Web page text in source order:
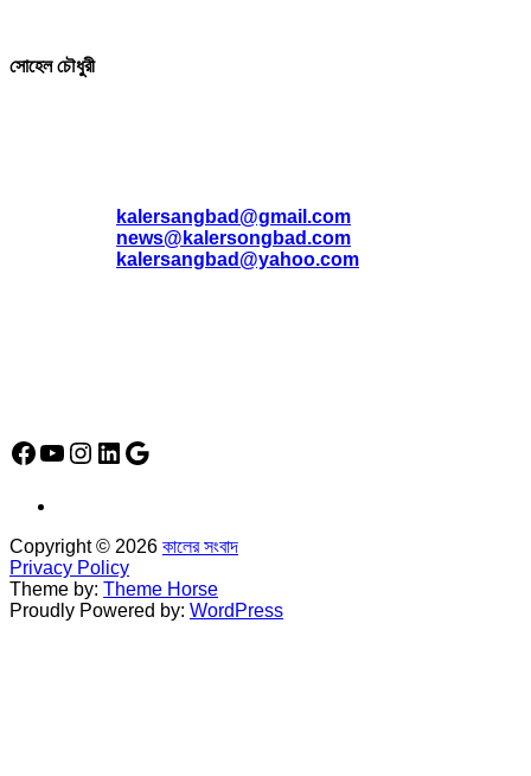
সোহেল চৌধুরী
kalersangbad@gmail.com
news@kalersongbad.com
kalersangbad@yahoo.com
Facebook
YouTube
Instagram
LinkedIn
Google
Copyright © 2026 কালের সংবাদ
Privacy Policy
Theme by: Theme Horse
Proudly Powered by: WordPress